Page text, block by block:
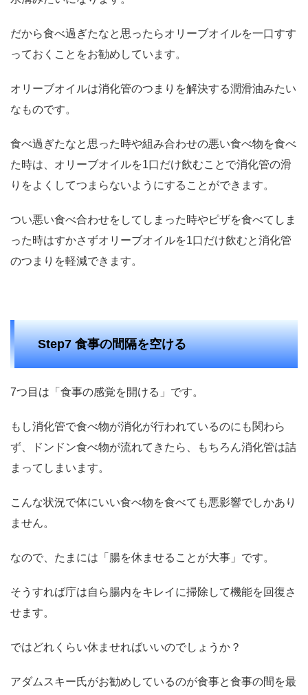
だから食べ過ぎたなと思ったらオリーブオイルを一口すす
っておくことをお勧めしています。
オリーブオイルは消化管のつまりを解決する潤滑油みたい
なものです。
食べ過ぎたなと思った時や組み合わせの悪い食べ物を食べ
た時は、オリーブオイルを1口だけ飲むことで消化管の滑
りをよくしてつまらないようにすることができます。
つい悪い食べ合わせをしてしまった時やピザを食べてしま
った時はすかさずオリーブオイルを1口だけ飲むと消化管
のつまりを軽減できます。
Step7 食事の間隔を空ける
7つ目は「食事の感覚を開ける」です。
もし消化管で食べ物が消化が行われているのにも関わら
ず、ドンドン食べ物が流れてきたら、もちろん消化管は詰
まってしまいます。
こんな状況で体にいい食べ物を食べても悪影響でしかあり
ません。
なので、たまには「腸を休ませることが大事」です。
そうすれば庁は自ら腸内をキレイに掃除して機能を回復さ
せます。
ではどれくらい休ませればいいのでしょうか？
アダムスキー氏がお勧めしているのが食事と食事の間を最